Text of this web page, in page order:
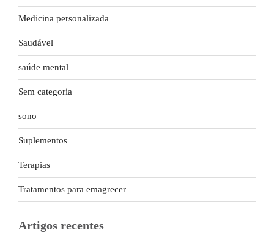
Medicina personalizada
Saudável
saúde mental
Sem categoria
sono
Suplementos
Terapias
Tratamentos para emagrecer
Artigos recentes